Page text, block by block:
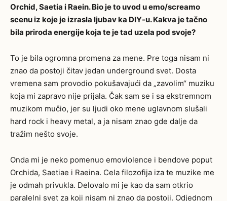
Orchid, Saetia i Raein. Bio je to uvod u emo/screamo
scenu iz koje je izrasla ljubav ka DIY-u. Kakva je tačno
bila priroda energije koja te je tad uzela pod svoje?
To je bila ogromna promena za mene. Pre toga nisam ni
znao da postoji čitav jedan underground svet. Dosta
vremena sam provodio pokušavajući da „zavolim“ muziku
koja mi zapravo nije prijala. Čak sam se i sa ekstremnom
muzikom mučio, jer su ljudi oko mene uglavnom slušali
hard rock i heavy metal, a ja nisam znao gde dalje da
tražim nešto svoje.
Onda mi je neko pomenuo emoviolence i bendove poput
Orchida, Saetiae i Raeina. Cela filozofija iza te muzike me
je odmah privukla. Delovalo mi je kao da sam otkrio
paralelni svet za koji nisam ni znao da postoji. Odjednom